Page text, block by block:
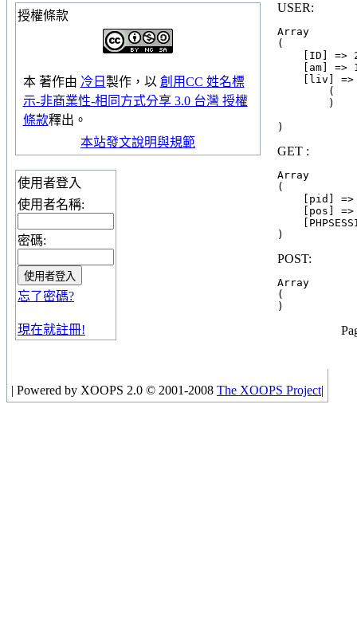
授權條款
本 著作由 冷日 製作，以 創用CC 姓名標
示-非商業性-相同方式分享 3.0 台灣 授權
條款釋出。
本站發文說明與規範
使用者登入
使用者名稱:
密碼:
忘了密碼?
現在就註冊!
USER:
Array
(
[ID] =>
[am] =>
[liv] =>
        (
        )
GET :
Array
(
[pid] =>
[pos] =>
POST:
Array
(
| Powered by XOOPS 2.0 © 2001-2008 The XOOPS Project|